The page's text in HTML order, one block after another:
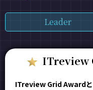
Leader
ITreview
ITreview Grid Award